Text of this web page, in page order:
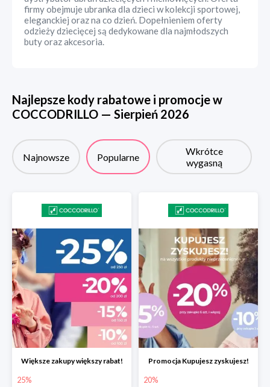
firmy obejmuje ubranka dla dzieci w kolekcji sportowej,
eleganckiej oraz na co dzień. Dopełnieniem oferty
odzieży dziecięcej są dedykowane dla najmłodszych
buty oraz akcesoria.
Najlepsze kody rabatowe i promocje w
COCCODRILLO — Sierpień 2026
Najnowsze Popularne
Wkrótce
wygasną
Większe zakupy większy rabat!
25%
Promocja Kupujesz zyskujesz!
20%